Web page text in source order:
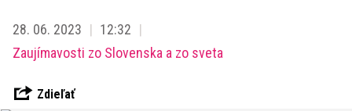
28. 06. 2023
12:32
Zaujímavosti zo Slovenska a zo sveta
Zdieľať